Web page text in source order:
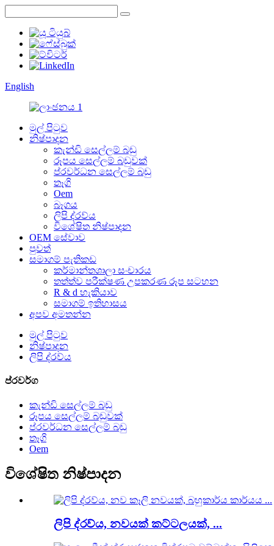
English
මුල් පිටුව
නිෂ්පාදන
කැන්ඩි සෙල්ලම් බඩු
රූපය සෙල්ලම් බඩුවක්
ප්රවර්ධන සෙල්ලම් බඩු
තෑගි
Oem
බෑගය
ලිපි ද්රව්ය
විශේෂිත නිෂ්පාදන
OEM සේවාව
පුවත්
සමාගම් පැතිකඩ
කර්මාන්තශාලා සංචාරය
තත්ත්ව පරීක්ෂණ උපකරණ රූප සටහන
R & d හැකියාව
සමාගම් ඉතිහාසය
අපව අමතන්න
මුල් පිටුව
නිෂ්පාදන
ලිපි ද්රව්ය
ප්රවර්ග
කැන්ඩි සෙල්ලම් බඩු
රූපය සෙල්ලම් බඩුවක්
ප්රවර්ධන සෙල්ලම් බඩු
තෑගි
Oem
විශේෂිත නිෂ්පාදන
ලිපි ද්රව්ය, නවයක් කට්ටලයක්, ...